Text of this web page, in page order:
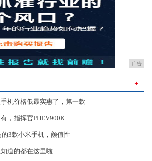
广告
＋
机价格低最实惠了，第一款
，指挥官PHEV900K
3款小米手机，颜值性
道的都在这里啦